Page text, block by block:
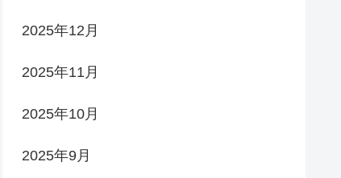
2025年12月
2025年11月
2025年10月
2025年9月